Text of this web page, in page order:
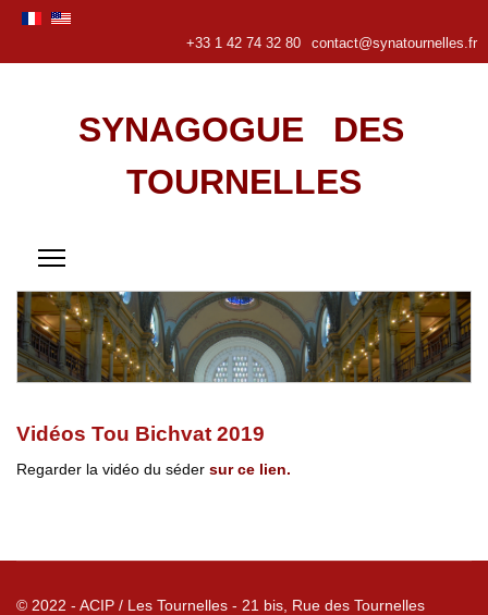
+33 1 42 74 32 80 contact@synatournelles.fr
SYNAGOGUE DES
TOURNELLES
Vidéos Tou Bichvat 2019
Regarder la vidéo du séder sur ce lien.
© 2022 - ACIP / Les Tournelles - 21 bis, Rue des Tournelles